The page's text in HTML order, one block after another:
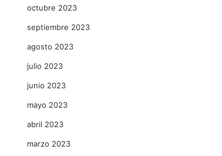
octubre 2023
septiembre 2023
agosto 2023
julio 2023
junio 2023
mayo 2023
abril 2023
marzo 2023